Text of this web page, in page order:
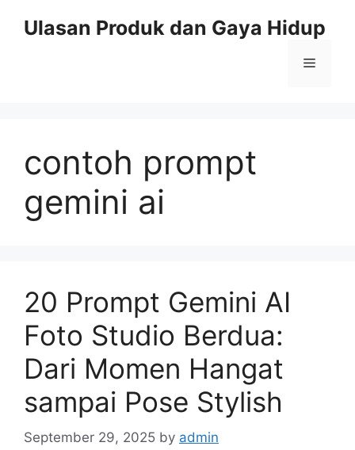
Ulasan Produk dan Gaya Hidup
Menu
contoh prompt
gemini ai
20 Prompt Gemini AI
Foto Studio Berdua:
Dari Momen Hangat
sampai Pose Stylish
September 29, 2025 by admin